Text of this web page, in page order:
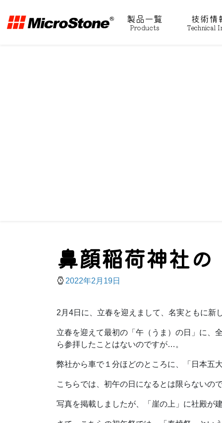
製品一覧
Products
技術情
Technical
鼻顔稲荷神社の
2022年2月19日
2月4日に、立春を迎えまして、名実ともに新
立春を迎えて最初の「午（うま）の日」に、
ら参拝したことはないのですが…。
弊社から車で１分ほどのところに、「日本五
こちらでは、初午の日になるとは限らないの
写真を掲載しましたが、「崖の上」に社殿が